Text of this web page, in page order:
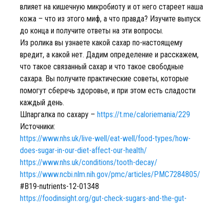
влияет на кишечную микробиоту и от него стареет наша
кожа – что из этого миф, а что правда? Изучите выпуск
до конца и получите ответы на эти вопросы.
Из ролика вы узнаете какой сахар по-настоящему
вредит, а какой нет. Дадим определение и расскажем,
что такое связанный сахар и что такое свободные
сахара. Вы получите практические советы, которые
помогут сберечь здоровье, и при этом есть сладости
каждый день.
Шпаргалка по сахару – https://t.me/caloriemania/229
Источники:
https://www.nhs.uk/live-well/eat-well/food-types/how-
does-sugar-in-our-diet-affect-our-health/
https://www.nhs.uk/conditions/tooth-decay/
https://www.ncbi.nlm.nih.gov/pmc/articles/PMC7284805/
#B19-nutrients-12-01348
https://foodinsight.org/gut-check-sugars-and-the-gut-